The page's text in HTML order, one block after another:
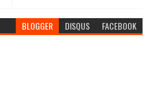
BLOGGER DISQUS FACEBOOK